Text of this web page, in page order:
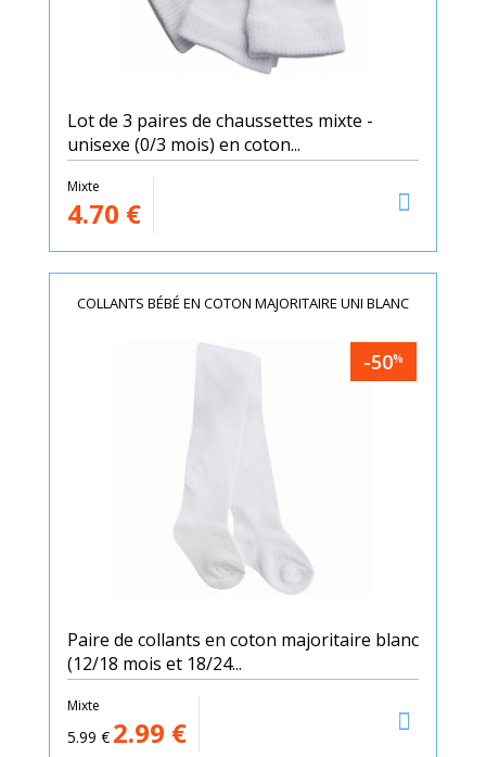
Lot de 3 paires de chaussettes mixte -
unisexe (0/3 mois) en coton...
Mixte
4.70 €
COLLANTS BÉBÉ EN COTON MAJORITAIRE UNI BLANC
-50%
Paire de collants en coton majoritaire blanc
(12/18 mois et 18/24...
Mixte
5.99 € 2.99 €